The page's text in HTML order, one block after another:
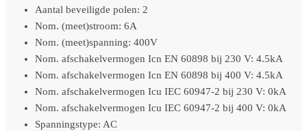
Aantal beveiligde polen: 2
Nom. (meet)stroom: 6A
Nom. (meet)spanning: 400V
Nom. afschakelvermogen Icn EN 60898 bij 230 V: 4.5kA
Nom. afschakelvermogen Icn EN 60898 bij 400 V: 4.5kA
Nom. afschakelvermogen Icu IEC 60947-2 bij 230 V: 0kA
Nom. afschakelvermogen Icu IEC 60947-2 bij 400 V: 0kA
Spanningstype: AC